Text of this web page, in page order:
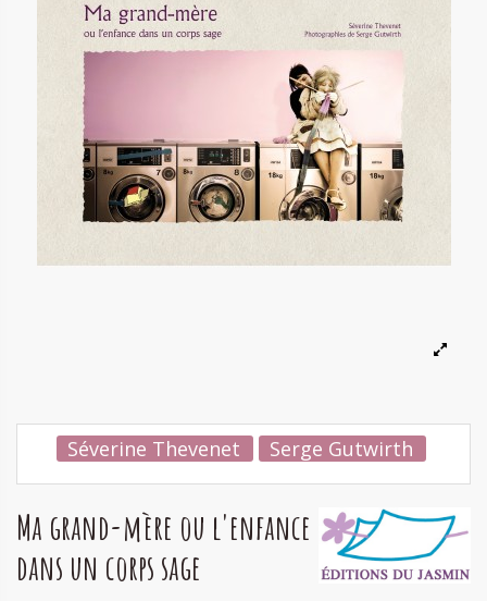
Séverine Thevenet Serge Gutwirth
Ma grand-mère ou l'enfance
dans un corps sage